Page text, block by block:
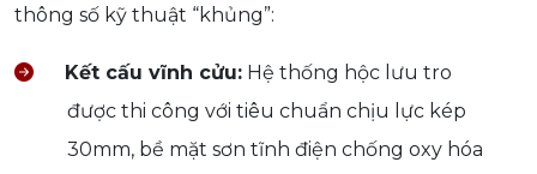
thông số kỹ thuật “khủng”:
Kết cấu vĩnh cửu: Hệ thống hộc lưu tro
được thi công với tiêu chuẩn chịu lực kép
30mm, bề mặt sơn tĩnh điện chống oxy hóa